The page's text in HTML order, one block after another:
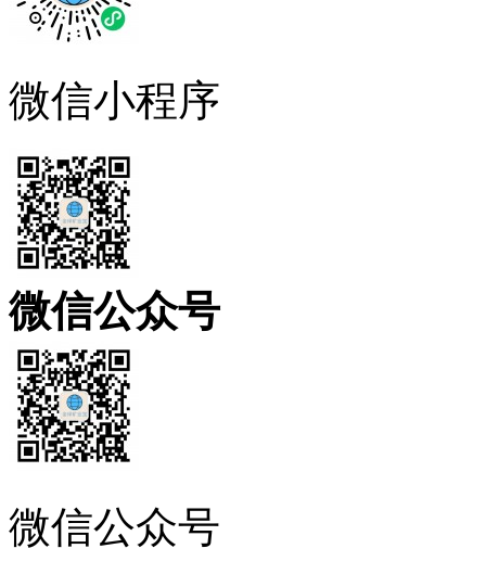
微信小程序
微信公众号
微信公众号